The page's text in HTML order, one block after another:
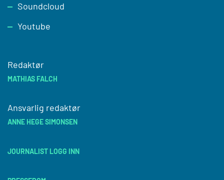
Soundcloud
Youtube
Redaktør
MATHIAS FALCH
Ansvarlig redaktør
ANNE HEGE SIMONSEN
JOURNALIST LOGG INN